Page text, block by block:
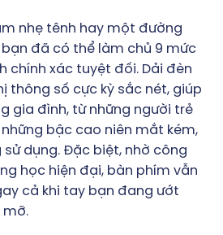
nhẹ tênh hay một đường
đã có thể làm chủ 9 mức
chính xác tuyệt đối. Dải đèn
thông số cực kỳ sắc nét, giúp
gia đình, từ những người trẻ
bậc cao niên mắt kém,
dụng. Đặc biệt, nhờ công
học hiện đại, bàn phím vẫn
cả khi tay bạn đang ướt
mỡ.